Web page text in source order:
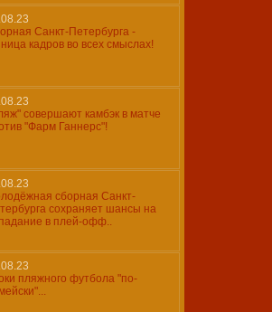
Санкт-Петербурга -
кадров во всех смыслах!
совершают камбэк в матче
"Фарм Ганнерс"!
сборная Санкт-
сохраняет шансы на
в плей-офф..
пляжного футбола "по-